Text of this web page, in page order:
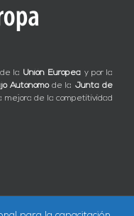
la Unión Europea y por la
Autónomode la Junta de
mejora de la competitividad